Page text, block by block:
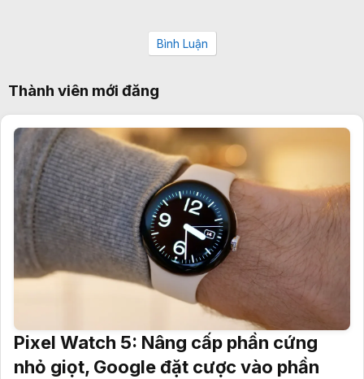
Bình Luận
Thành viên mới đăng
Pixel Watch 5: Nâng cấp phần cứng
nhỏ giọt, Google đặt cược vào phần